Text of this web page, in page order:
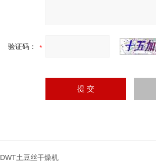
验证码：
DWT土豆丝干燥机